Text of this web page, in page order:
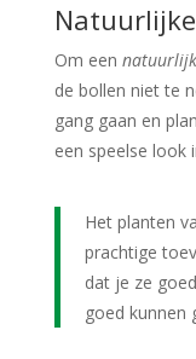
Om een
de bollen niet te
gang gaan en
een speelse look
Het planten
prachtige
dat je ze
goed kunnen